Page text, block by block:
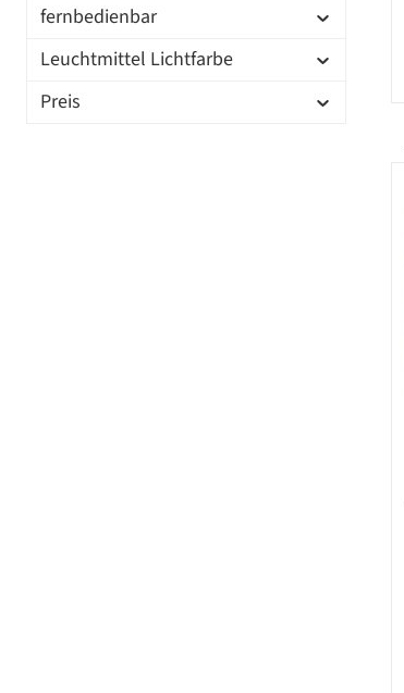
fernbedienbar
Leuchtmittel Lichtfarbe
Preis